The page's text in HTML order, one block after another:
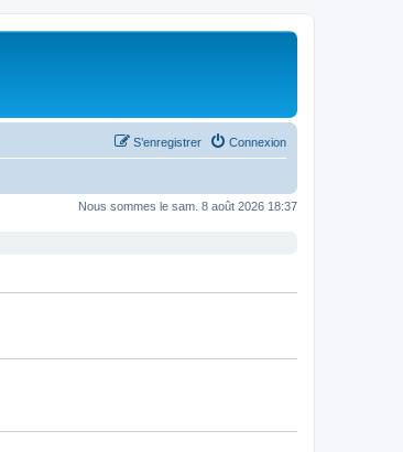
Connexion
S’enregistrer
Nous sommes le sam. 8 août 2026 18:37